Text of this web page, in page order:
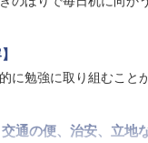
に勉強に取り組むこ
通の便、治安、立地